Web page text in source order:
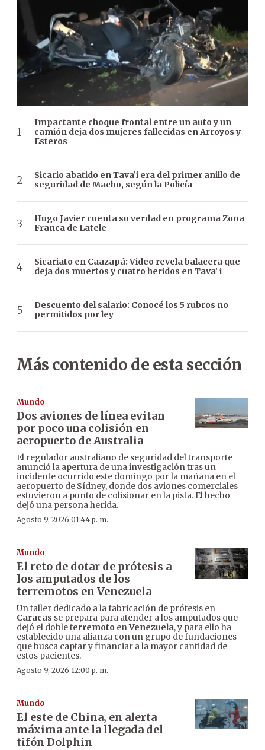
Impactante choque frontal entre un auto y un
camión deja dos mujeres fallecidas en Arroyos y
Esteros
Sicario abatido en Tava’i era del primer anillo de
seguridad de Macho, según la Policía
Hugo Javier cuenta su verdad en programa Zona
Franca de Latele
Sicariato en Caazapá: Video revela balacera que
deja dos muertos y cuatro heridos en Tava’ i
Descuento del salario: Conocé los 5 rubros no
permitidos por ley
Más contenido de esta sección
Mundo
Dos aviones de línea evitan
por poco una colisión en
aeropuerto de Australia
El regulador australiano de seguridad del transporte
anunció la apertura de una investigación tras un
incidente ocurrido este domingo por la mañana en el
aeropuerto de Sídney, donde dos aviones comerciales
estuvieron a punto de colisionar en la pista. El hecho
dejó una persona herida.
Agosto 9, 2026 01:44 p. m.
Mundo
El reto de dotar de prótesis a
los amputados de los
terremotos en Venezuela
Un taller dedicado a la fabricación de prótesis en
Caracas se prepara para atender a los amputados que
dejó el doble terremoto enVenezuela, y para ello ha
establecido una alianza con un grupo de fundaciones
que busca captar y financiar a la mayor cantidad de
estos pacientes.
Agosto 9, 2026 12:00 p. m.
Mundo
El este de China, en alerta
máxima ante la llegada del
tifón Dolphin